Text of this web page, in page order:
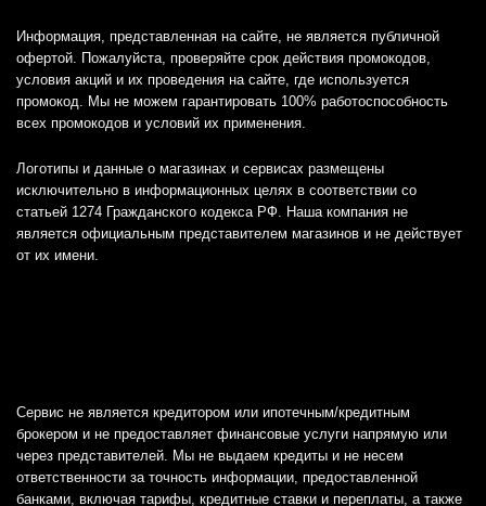
Информация, представленная на сайте, не является публичной
офертой. Пожалуйста, проверяйте срок действия промокодов,
условия акций и их проведения на сайте, где используется
промокод. Мы не можем гарантировать 100% работоспособность
всех промокодов и условий их применения.
Логотипы и данные о магазинах и сервисах размещены
исключительно в информационных целях в соответствии со
статьей 1274 Гражданского кодекса РФ. Наша компания не
является официальным представителем магазинов и не действует
от их имени.
Сервис не является кредитором или ипотечным/кредитным
брокером и не предоставляет финансовые услуги напрямую или
через представителей. Мы не выдаем кредиты и не несем
ответственности за точность информации, предоставленной
банками, включая тарифы, кредитные ставки и переплаты, а также